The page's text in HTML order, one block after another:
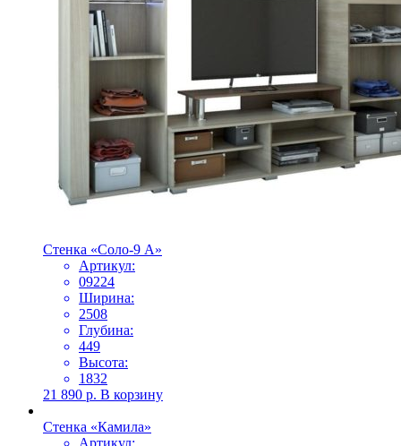
Стенка «Соло-9 А»
Артикул:
09224
Ширина:
2508
Глубина:
449
Высота:
1832
21 890 р. В корзину
Стенка «Камила»
Артикул: